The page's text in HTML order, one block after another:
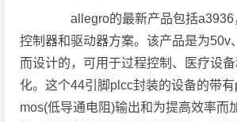
allegro的最新产品包括a3936
控制器和驱动器方案。该产品是为50v
而设计的，可用于过程控制、医疗设
化。这个44引脚plcc封装的设备的带
mos(低导通电阻)输出和为提高效率而